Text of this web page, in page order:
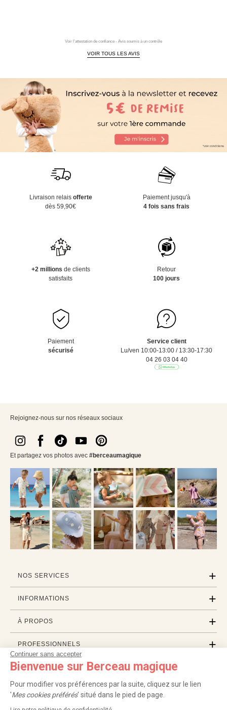
Continuer sans accepter
Bienvenue sur Berceau magique
Pour modifier vos préférences par la suite, cliquez sur le lien
'Mes cookies préférés' situé dans le pied de page.
Voir l'attestation de confiance - Avis soumis à un contrôle
VOIR TOUS LES AVIS
Livraison relais offerte
dès 59,90€
Paiement jusqu'à
4 fois sans frais
+2 millions de clients
satisfaits
Retour
100 jours
Paiement
sécurisé
Service client
Lu/ven 10:00-13:00 / 13:30-17:30
04 26 03 04 40
Rejoignez-nous sur nos réseaux sociaux
Et partagez vos photos avec #berceaumagique
NOS SERVICES
INFORMATIONS
À PROPOS
PROFESSIONNELS
LISTES CADEAUX
| Retour 100 jours Moyens de paiement